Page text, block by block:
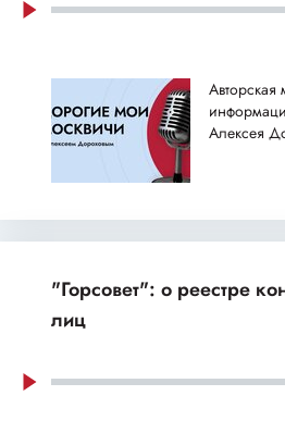
Авторская
Алексея
"Горсовет": о реестре
лиц